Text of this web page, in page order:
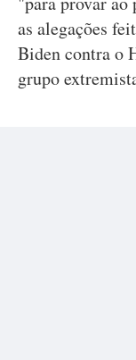
as alegações
Biden contra o
grupo